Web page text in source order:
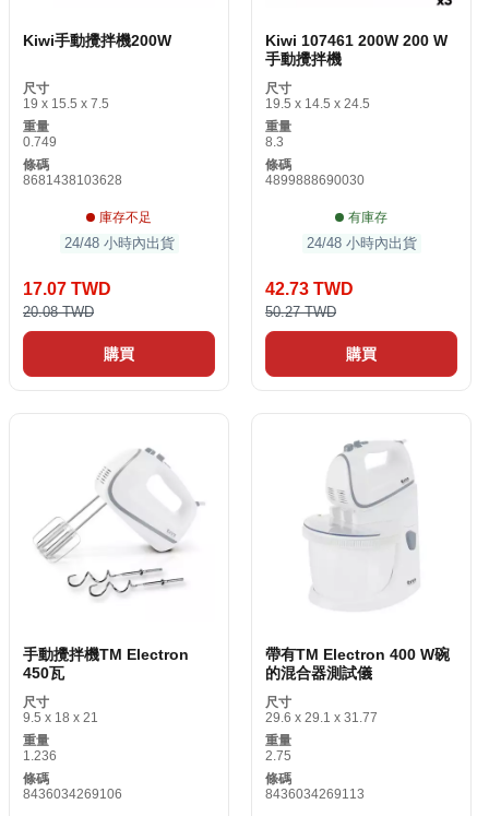
Kiwi手動攪拌機200W
尺寸
19 x 15.5 x 7.5
重量
0.749
條碼
8681438103628
庫存不足
24/48 小時內出貨
17.07 TWD
20.08 TWD
購買
Kiwi 107461 200W 200 W
手動攪拌機
尺寸
19.5 x 14.5 x 24.5
重量
8.3
條碼
4899888690030
有庫存
24/48 小時內出貨
42.73 TWD
50.27 TWD
購買
手動攪拌機TM Electron
450瓦
尺寸
9.5 x 18 x 21
重量
1.236
條碼
8436034269106
帶有TM Electron 400 W碗
的混合器測試儀
尺寸
29.6 x 29.1 x 31.77
重量
2.75
條碼
8436034269113